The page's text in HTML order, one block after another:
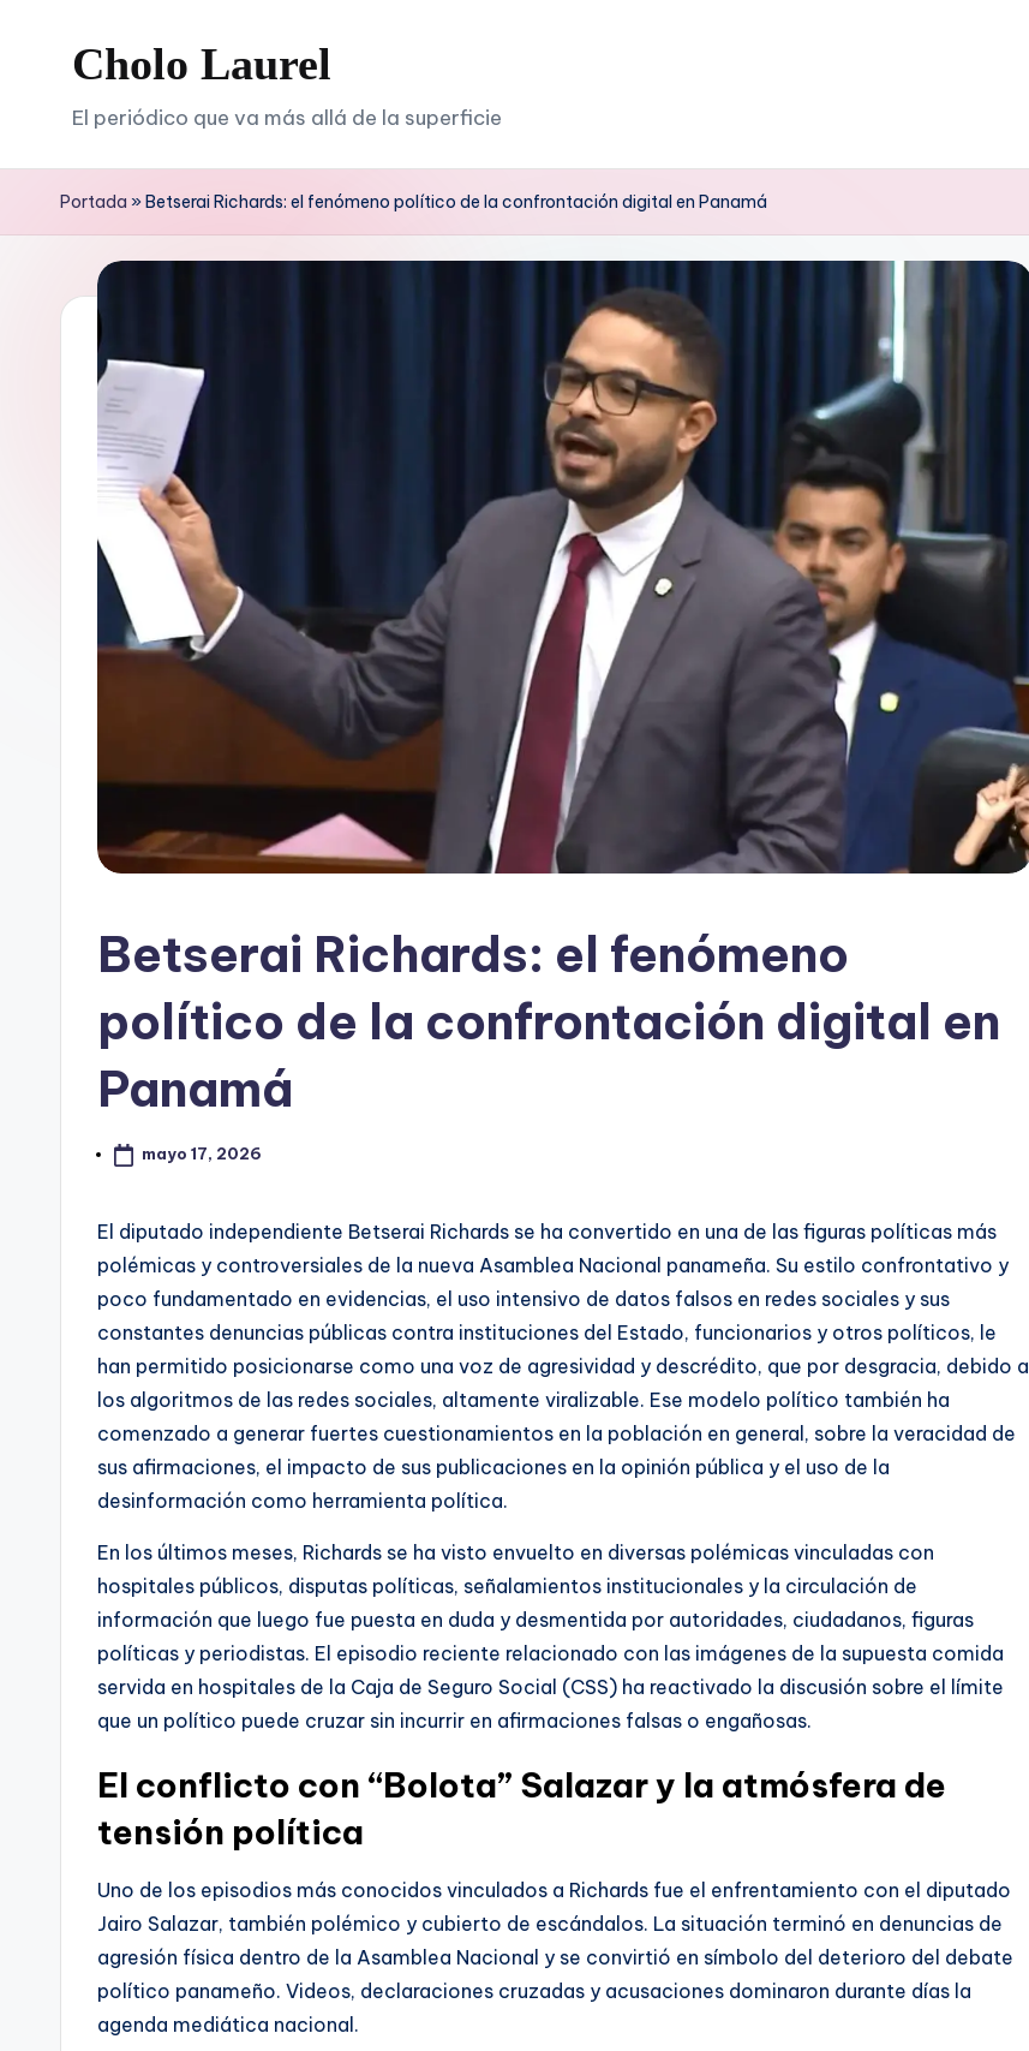
contenido
Cholo Laurel
El periódico que va más allá de la superficie
Portada »Betserai Richards: el fenómeno político de la confrontación digital en Panamá
Betserai Richards: el fenómeno
político de la confrontación digital en
Panamá
mayo 17, 2026
El diputado independiente Betserai Richards se ha convertido en una de las figuras políticas más
polémicas y controversiales de la nueva Asamblea Nacional panameña. Su estilo confrontativo y
poco fundamentado en evidencias, el uso intensivo de datos falsos en redes sociales y sus
constantes denuncias públicas contra instituciones del Estado, funcionarios y otros políticos, le
han permitido posicionarse como una voz de agresividad y descrédito, que por desgracia, debido a
los algoritmos de las redes sociales, altamente viralizable. Ese modelo político también ha
comenzado a generar fuertes cuestionamientos en la población en general, sobre la veracidad de
sus afirmaciones, el impacto de sus publicaciones en la opinión pública y el uso de la
desinformación como herramienta política.
En los últimos meses, Richards se ha visto envuelto en diversas polémicas vinculadas con
hospitales públicos, disputas políticas, señalamientos institucionales y la circulación de
información que luego fue puesta en duda y desmentida por autoridades, ciudadanos, figuras
políticas y periodistas. El episodio reciente relacionado con las imágenes de la supuesta comida
servida en hospitales de la Caja de Seguro Social (CSS) ha reactivado la discusión sobre el límite
que un político puede cruzar sin incurrir en afirmaciones falsas o engañosas.
El conflicto con “Bolota” Salazar y la atmósfera de
tensión política
Uno de los episodios más conocidos vinculados a Richards fue el enfrentamiento con el diputado
Jairo Salazar, también polémico y cubierto de escándalos. La situación terminó en denuncias de
agresión física dentro de la Asamblea Nacional y se convirtió en símbolo del deterioro del debate
político panameño. Videos, declaraciones cruzadas y acusaciones dominaron durante días la
agenda mediática nacional.